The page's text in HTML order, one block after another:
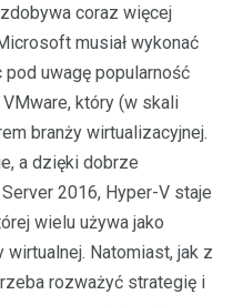
coraz więcej
musiał wykonać
pod uwagę popularność
który (w skali
branży wirtualizacyjnej.
a dzięki dobrze
2016, Hyper-V staje
wielu używa jako
Natomiast, jak z
rozważyć strategię i